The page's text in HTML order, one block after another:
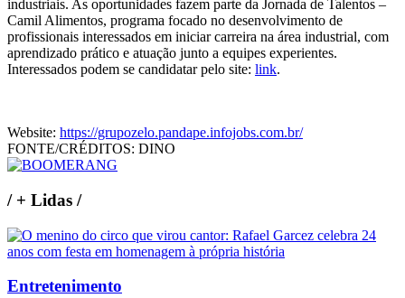
industriais. As oportunidades fazem parte da Jornada de Talentos –
Camil Alimentos, programa focado no desenvolvimento de
profissionais interessados em iniciar carreira na área industrial, com
aprendizado prático e atuação junto a equipes experientes.
Interessados podem se candidatar pelo site: link.
Website: https://grupozelo.pandape.infojobs.com.br/
FONTE/CRÉDITOS: DINO
/+ Lidas /
Entretenimento